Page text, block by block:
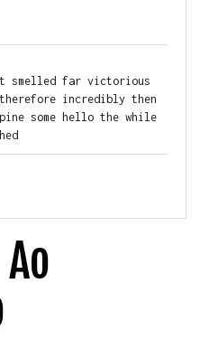
smelled far victorious
therefore incredibly then
some hello the while